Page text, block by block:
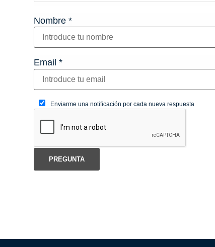
Nombre*
Email*
Enviarme una notificación por cada nueva respuesta